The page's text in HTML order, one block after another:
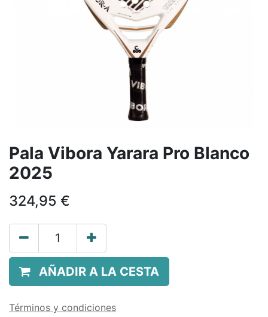
Pala Vibora Yarara Pro Blanco
2025
324,95 €
AÑADIR A LA CESTA
Términos y condiciones